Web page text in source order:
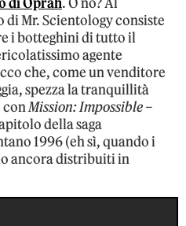
Mr. Scientology consiste
i botteghini di tutto il
agente
che, come un venditore
spezza la tranquillità
conMission: Impossible –
della saga
1996 (eh sì, quando i
ancora distribuiti in